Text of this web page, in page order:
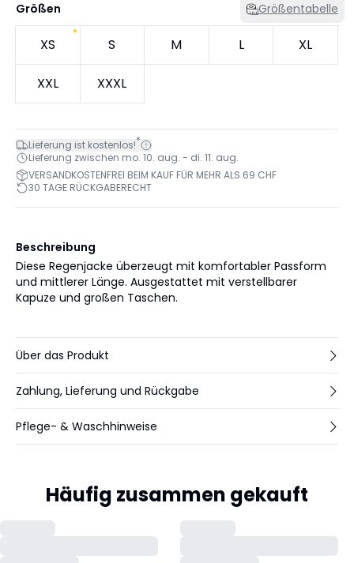
Größen Größentabelle
XS S M L XL
XXL XXXL
Lieferung ist kostenlos!*
Lieferung zwischen mo. 10. aug. - di. 11. aug.
VERSANDKOSTENFREI BEIM KAUF FÜR MEHR ALS 69 CHF
30 TAGE RÜCKGABERECHT
Beschreibung
Diese Regenjacke überzeugt mit komfortabler Passform
und mittlerer Länge. Ausgestattet mit verstellbarer
Kapuze und großen Taschen.
Über das Produkt
Zahlung, Lieferung und Rückgabe
Pflege- & Waschhinweise
Häufig zusammen gekauft